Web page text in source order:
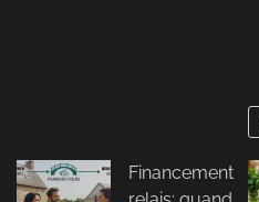
Financement